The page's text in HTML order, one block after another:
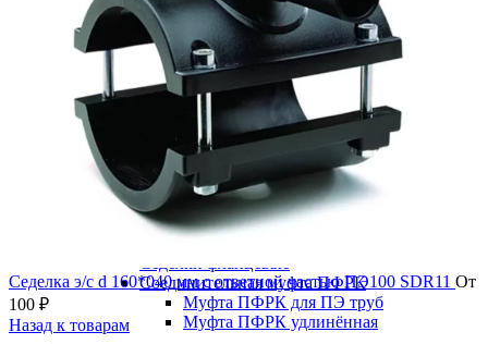
Пожарные подставки фланцевые
(глухие)
Ремонтно-соединительная арматура
Демонтажные вставки
Демонтажная /монтажная вставка PN
10
Демонтажная /монтажная вставка PN
16
Доуплотнитель раструба (РУРС)
Муфты соединительные ДРК
Муфта ДРК для ПЭ труб
Муфта ДРК универсальная
Соединительная муфта ПФРК
Муфта ПФРК для ПЭ труб
Муфта ПФРК удлинённая
Седелка э/с d 160*040 мм с ответной частью ПЭ100 SDR11 От
100 ₽
Назад к товарам